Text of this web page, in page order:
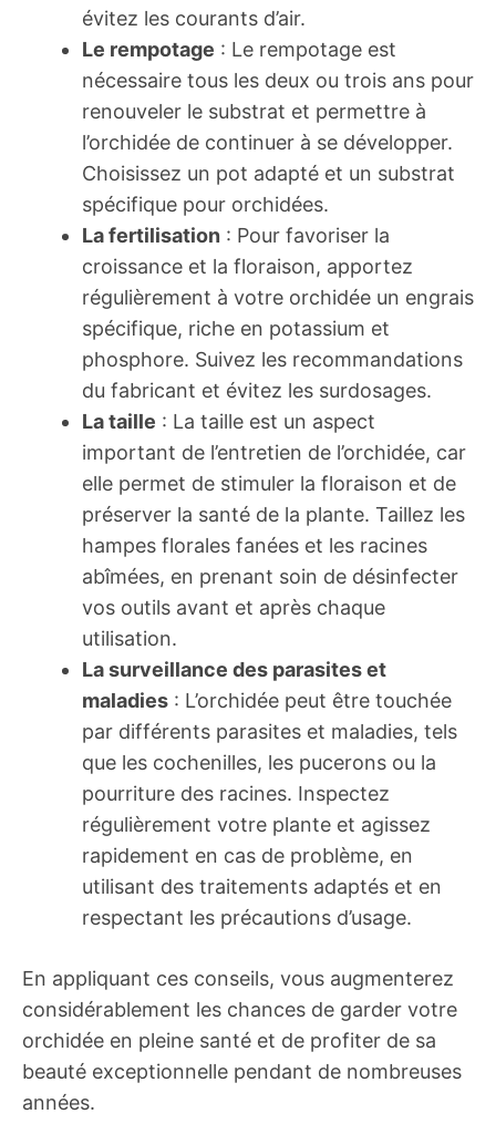
évitez les courants d’air.
Le rempotage : Le rempotage est
nécessaire tous les deux ou trois ans pour
renouveler le substrat et permettre à
l’orchidée de continuer à se développer.
Choisissez un pot adapté et un substrat
spécifique pour orchidées.
La fertilisation : Pour favoriser la
croissance et la floraison, apportez
régulièrement à votre orchidée un engrais
spécifique, riche en potassium et
phosphore. Suivez les recommandations
du fabricant et évitez les surdosages.
La taille : La taille est un aspect
important de l’entretien de l’orchidée, car
elle permet de stimuler la floraison et de
préserver la santé de la plante. Taillez les
hampes florales fanées et les racines
abîmées, en prenant soin de désinfecter
vos outils avant et après chaque
utilisation.
La surveillance des parasites et
maladies : L’orchidée peut être touchée
par différents parasites et maladies, tels
que les cochenilles, les pucerons ou la
pourriture des racines. Inspectez
régulièrement votre plante et agissez
rapidement en cas de problème, en
utilisant des traitements adaptés et en
respectant les précautions d’usage.
En appliquant ces conseils, vous augmenterez
considérablement les chances de garder votre
orchidée en pleine santé et de profiter de sa
beauté exceptionnelle pendant de nombreuses
années.